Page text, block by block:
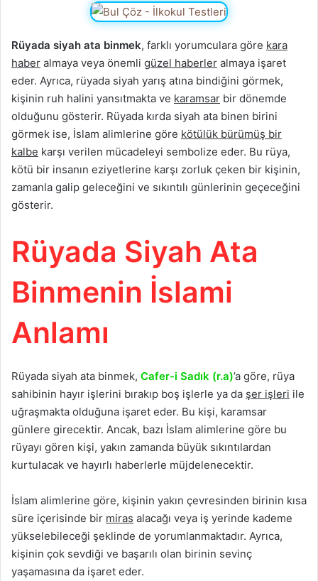
Rüyada siyah ata binmek, farklı yorumculara göre kara
haber almaya veya önemli güzel haberler almaya işaret
eder. Ayrıca, rüyada siyah yarış atına bindiğini görmek,
kişinin ruh halini yansıtmakta ve karamsar bir dönemde
olduğunu gösterir. Rüyada kırda siyah ata binen birini
görmek ise, İslam alimlerine göre kötülük bürümüş bir
kalbe karşı verilen mücadeleyi sembolize eder. Bu rüya,
kötü bir insanın eziyetlerine karşı zorluk çeken bir kişinin,
zamanla galip geleceğini ve sıkıntılı günlerinin geçeceğini
gösterir.
Rüyada Siyah Ata
Binmenin İslami
Anlamı
Rüyada siyah ata binmek, Cafer-i Sadık (r.a)’a göre, rüya
sahibinin hayır işlerini bırakıp boş işlerle ya da şer işleri ile
uğraşmakta olduğuna işaret eder. Bu kişi, karamsar
günlere girecektir. Ancak, bazı İslam alimlerine göre bu
rüyayı gören kişi, yakın zamanda büyük sıkıntılardan
kurtulacak ve hayırlı haberlerle müjdelenecektir.
İslam alimlerine göre, kişinin yakın çevresinden birinin kısa
süre içerisinde bir miras alacağı veya iş yerinde kademe
yükselebileceği şeklinde de yorumlanmaktadır. Ayrıca,
kişinin çok sevdiği ve başarılı olan birinin sevinç
yaşamasına da işaret eder.